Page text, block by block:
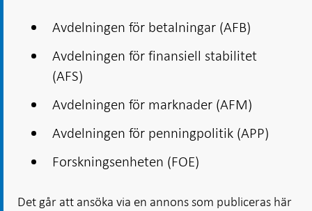
Avdelningen för betalningar (AFB)
Avdelningen för finansiell stabilitet
(AFS)
Avdelningen för marknader (AFM)
Avdelningen för penningpolitik (APP)
Forskningsenheten (FOE)
Det går att ansöka via en annons som publiceras här